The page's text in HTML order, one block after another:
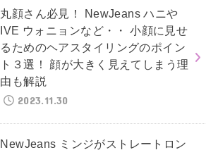
丸顔さん必見！ NewJeans ハニや
IVE ウォニョンなど・・ 小顔に見せ
るためのヘアスタイリングのポイン
ト３選！ 顔が大きく見えてしまう理
由も解説
2023.11.30
NewJeans ミンジがストレートロン